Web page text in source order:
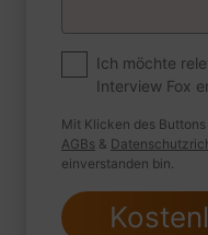
Premium
Zum Job
Können Sie mir
Patienten
haben?
Ich möchte
Interview Fox
Mit Klicken des
AGBs &
einverstanden bin.